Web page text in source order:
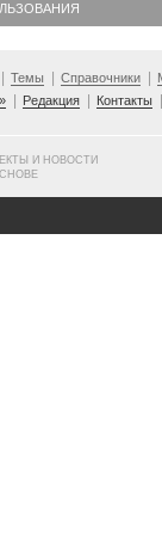
Темы Справочники
Редакция Контакты
И НОВОСТИ